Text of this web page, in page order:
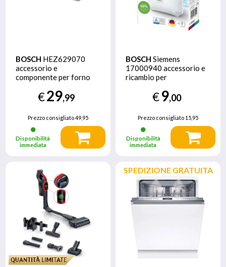
BOSCH HEZ629070
accessorio e
componente per forno
€29,99
Prezzo consigliato49,95
Disponibilità
immediata
BOSCH Siemens
17000940 accessorio e
ricambio per
a cilindro Sacchetto per
la polvere
€9,00
Prezzo consigliato 15,95
Disponibilità
immediata
SPEDIZIONE GRATUITA